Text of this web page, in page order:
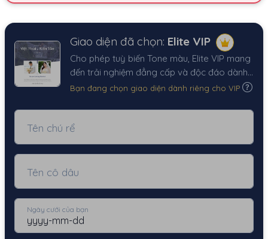
Giao diện đã chọn: Elite VIP
Cho phép tuỳ biến Tone màu, Elite VIP mang
đến trải nghiệm đẳng cấp và độc đáo dành
cho những người đặc biệt.
Bạn đang chọn giao diện dành riêng cho VIP
Tên chú rể
Tên cô dâu
Ngày cưới của bạn